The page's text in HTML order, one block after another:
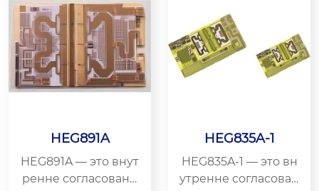
HEG891A
HEG891A — это внут
ренне согласованн
HEG835A-1
HEG835A-1 — это вн
утренне согласован